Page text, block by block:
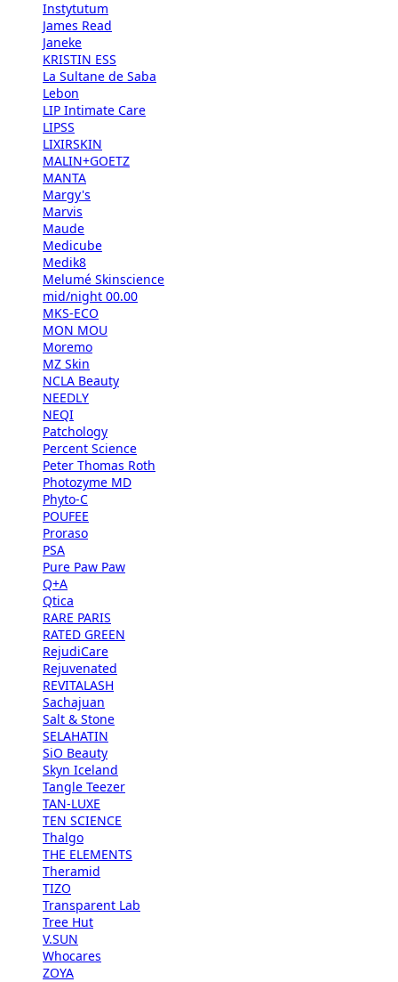
Instytutum
James Read
Janeke
KRISTIN ESS
La Sultane de Saba
Lebon
LIP Intimate Care
LIPSS
LIXIRSKIN
MALIN+GOETZ
MANTA
Margy's
Marvis
Maude
Medicube
Medik8
Melumé Skinscience
mid/night 00.00
MKS-ECO
MON MOU
Moremo
MZ Skin
NCLA Beauty
NEEDLY
NEQI
Patchology
Percent Science
Peter Thomas Roth
Photozyme MD
Phyto-C
POUFEE
Proraso
PSA
Pure Paw Paw
Q+A
Qtica
RARE PARIS
RATED GREEN
RejudiCare
Rejuvenated
REVITALASH
Sachajuan
Salt & Stone
SELAHATIN
SiO Beauty
Skyn Iceland
Tangle Teezer
TAN-LUXE
TEN SCIENCE
Thalgo
THE ELEMENTS
Theramid
TIZO
Transparent Lab
Tree Hut
V.SUN
Whocares
ZOYA